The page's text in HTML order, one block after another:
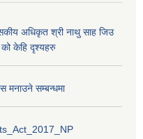
अधिकृत श्री नाथु साह जिउ
को केहि दृश्यहरु
मनाउने सम्बन्धमा